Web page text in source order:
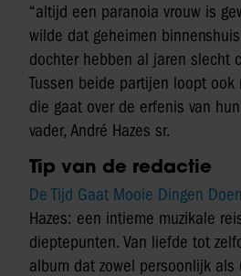
“altijd een paranoia vrouw is
wilde dat geheimen
dochter hebben al jaren slecht
Tussen beide partijen loopt ook
die gaat over de erfenis van
vader, André Hazes sr.
Tip van de redactie
De Tijd Gaat Mooie Dingen Doen
Hazes: een intieme muzikale
dieptepunten. Van liefde tot
album dat zowel persoonlijk als